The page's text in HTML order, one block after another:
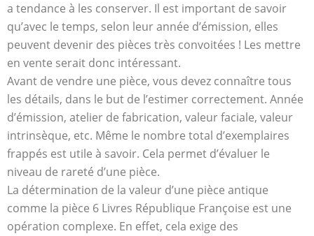
a tendance à les conserver. Il est important de savoir
qu’avec le temps, selon leur année d’émission, elles
peuvent devenir des pièces très convoitées ! Les mettre
en vente serait donc intéressant.
Avant de vendre une pièce, vous devez connaître tous
les détails, dans le but de l’estimer correctement. Année
d’émission, atelier de fabrication, valeur faciale, valeur
intrinsèque, etc. Même le nombre total d’exemplaires
frappés est utile à savoir. Cela permet d’évaluer le
niveau de rareté d’une pièce.
La détermination de la valeur d’une pièce antique
comme la pièce 6 Livres République Françoise est une
opération complexe. En effet, cela exige des